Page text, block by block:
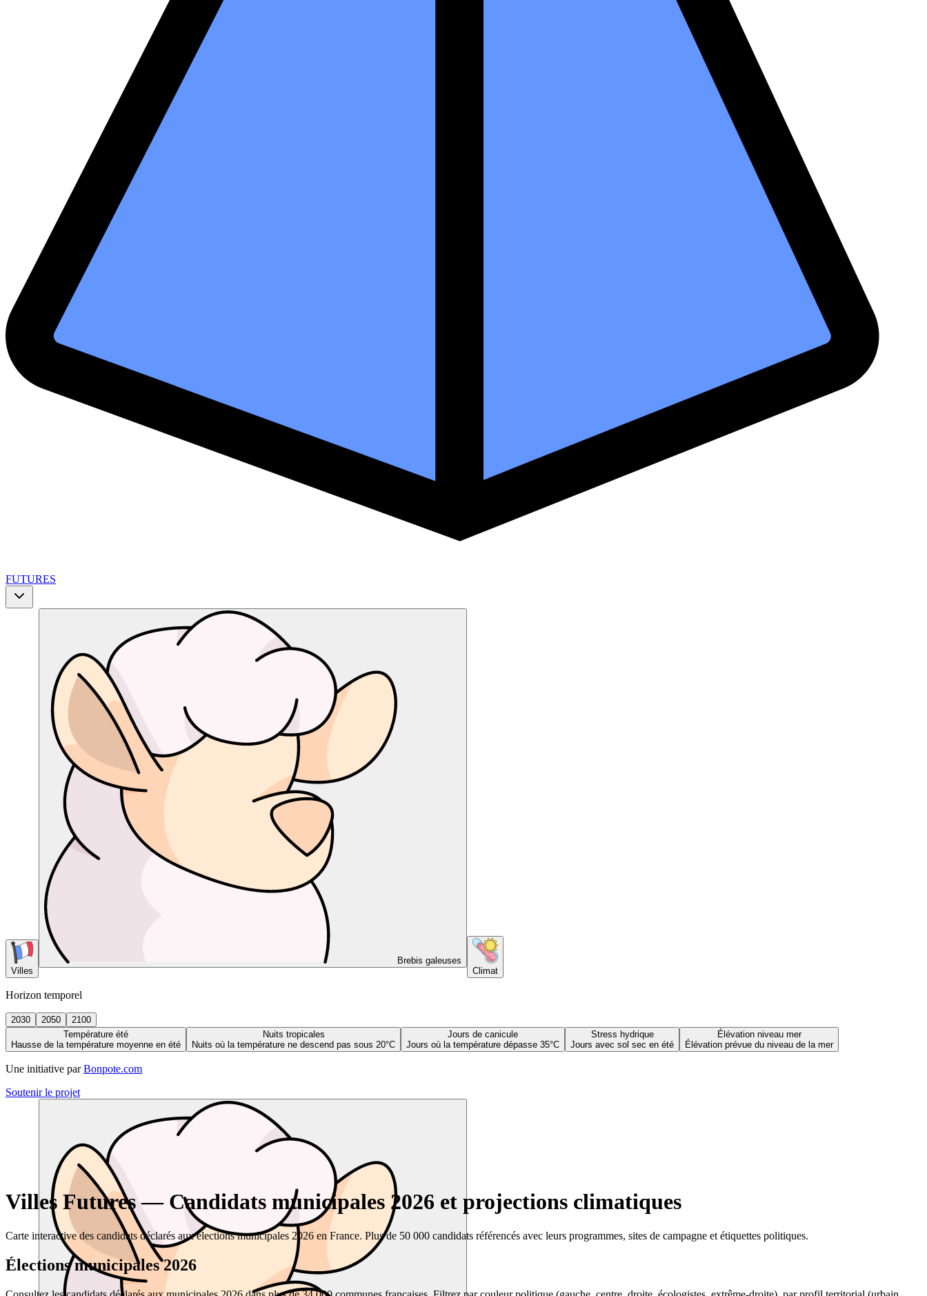
FUTURES
Villes
Brebis galeuses
Climat
Horizon temporel
2030 2050
2100
Température été
Hausse de la température moyenne en été
Nuits tropicales
Nuits où la température ne descend pas sous 20°C
Jours de canicule
Jours où la température dépasse 35°C
Stress hydrique
Jours avec sol sec en été
Élévation niveau mer
Élévation prévue du niveau de la mer
Une initiative par Bonpote.com
Soutenir le projet
Villes Futures — Candidats municipales 2026 et projections climatiques
Carte interactive des candidats déclarés aux élections municipales 2026 en France. Plus de 50 000 candidats référencés avec leurs programmes, sites de campagne et étiquettes politiques.
Élections municipales 2026